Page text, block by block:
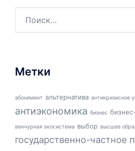
Метки
абонемент альтернатива антикризисное
антиэкономика бизнес
венчурная экосистема выбор высшее
государственно-частное